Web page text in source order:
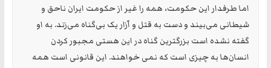
اما طرفدار این حکومت، همه را غیر از حکومت ایران ناحق و
شیطانی می‌بیند و دست به قتل و آزار یک بی‌گناه می‌زند. به او
گفته نشده است بزرگترین گناه در این هستی مجبور کردن
انسان‌ها به چیزی است که نمی خواهند. این قانونی است همه